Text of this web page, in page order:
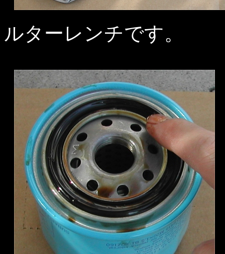
ルターレンチです。